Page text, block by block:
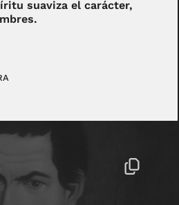
suaviza el carácter,